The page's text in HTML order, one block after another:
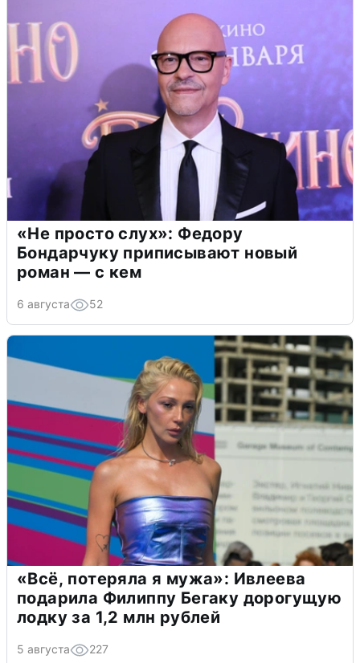
«Не просто слух»: Федору
Бондарчуку приписывают новый
роман — с кем
6 августа 52
«Всё, потеряла я мужа»: Ивлеева
подарила Филиппу Бегаку дорогущую
лодку за 1,2 млн рублей
5 августа 227